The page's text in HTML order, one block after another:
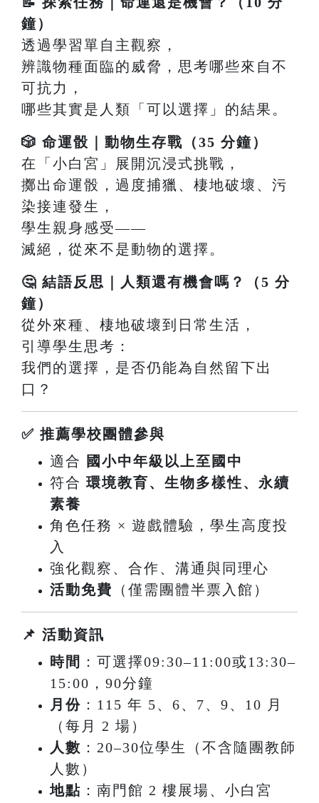
鐘）
透過學習單自主觀察，
辨識物種面臨的威脅，思考哪些來自不
可抗力，
哪些其實是人類「可以選擇」的結果。
🎲 命運骰｜動物生存戰（35 分鐘）
在「小白宮」展開沉浸式挑戰，
擲出命運骰，過度捕獵、棲地破壞、污
染接連發生，
學生親身感受——
滅絕，從來不是動物的選擇。
🤔 結語反思｜人類還有機會嗎？（5 分
鐘）
從外來種、棲地破壞到日常生活，
引導學生思考：
我們的選擇，是否仍能為自然留下出
口？
✅ 推薦學校團體參與
適合 國小中年級以上至國中
符合 環境教育、生物多樣性、永續
素養
角色任務 × 遊戲體驗，學生高度投
入
強化觀察、合作、溝通與同理心
活動免費 （僅需團體半票入館）
📌 活動資訊
時間 ：可選擇09:30–11:00或13:30–
15:00，90分鐘
月份 ：115 年 5、6、7、9、10 月
（每月 2 場）
人數 ：20–30位學生
（不含隨團教師
人數）
地點 ：南門館 2 樓展場、小白宮